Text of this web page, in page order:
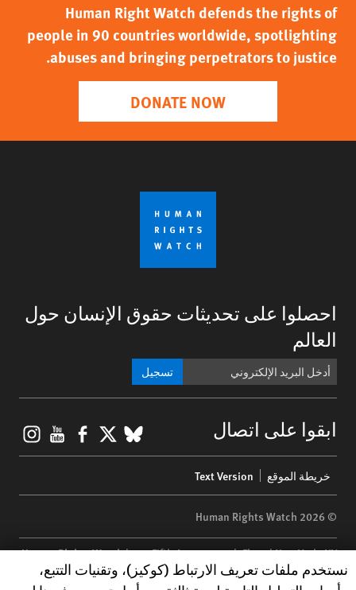
Human Right Watch defends the rights of
people in 90 countries worldwide, spotlighting
abuses and bringing perpetrators to justice.
DONATE NOW
احصلوا على تحديثات حقوق الإنسان حول
العالم
تسجيل
ابقوا على اتصال BlueSky
X
menu
خريطة الموقع Text Version
© 2026 Human Rights Watch
Human Rights Watch| 350 Fifth Avenue, 34th Floor | New York,NY
10118-3299 USA|t 1.212.290.4700
Human Rights Watch cookie preferences
نستخدم ملفات تعريف الارتباط (كوكيز)، وتقنيات التتبع،